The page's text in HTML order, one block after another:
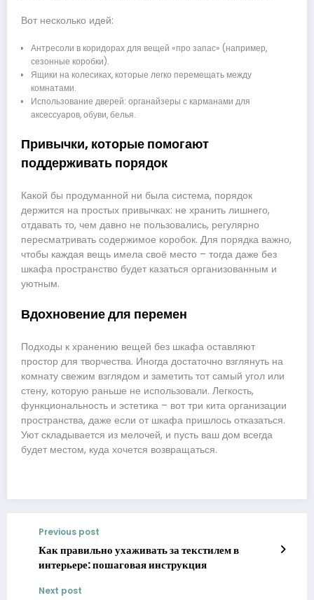
Вот несколько идей:
Антресоли в коридорах для вещей «про запас» (например,
сезонные коробки).
Ящики на колесиках, которые легко перемещать между
комнатами.
Использование дверей: органайзеры с карманами для
аксессуаров, обуви, белья.
Привычки, которые помогают
поддерживать порядок
Какой бы продуманной ни была система, порядок
держится на простых привычках: не хранить лишнего,
отдавать то, чем давно не пользовались, регулярно
пересматривать содержимое коробок. Для порядка важно,
чтобы каждая вещь имела своё место – тогда даже без
шкафа пространство будет казаться организованным и
уютным.
Вдохновение для перемен
Подходы к хранению вещей без шкафа оставляют
простор для творчества. Иногда достаточно взглянуть на
комнату свежим взглядом и заметить тот самый угол или
стену, которую раньше не использовали. Легкость,
функциональность и эстетика – вот три кита организации
пространства, даже если от шкафа пришлось отказаться.
Уют складывается из мелочей, и пусть ваш дом всегда
будет местом, куда хочется возвращаться.
Previous post
Как правильно ухаживать за текстилем в
интерьере: пошаговая инструкция
Next post